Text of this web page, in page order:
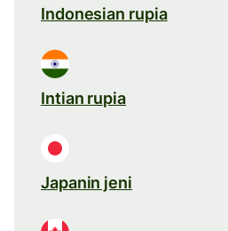
Indonesian rupia
Intian rupia
Japanin jeni